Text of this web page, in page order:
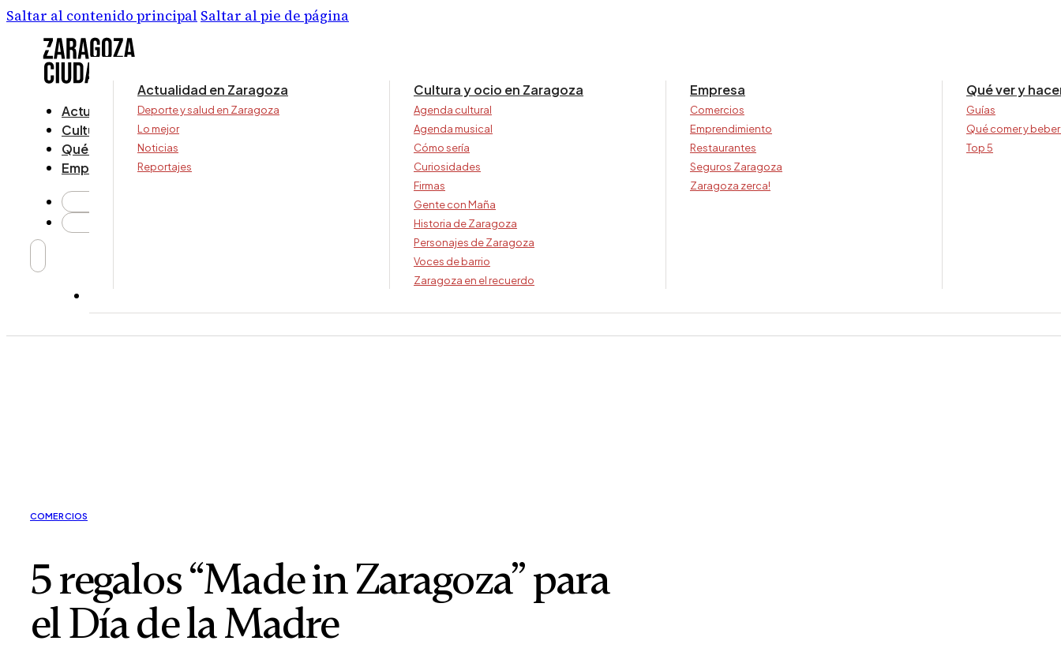
Saltar al contenido principal Saltar al pie de página
Actualidad
Cultura y ocio
Qué ver y hacer
Empresa
Actualidad en Zaragoza
Deporte y salud en Zaragoza
Lo mejor
Noticias
Reportajes
Cultura y ocio en Zaragoza
Agenda cultural
Agenda musical
Cómo sería
Curiosidades
Firmas
Gente con Maña
Historia de Zaragoza
Personajes de Zaragoza
Voces de barrio
Zaragoza en el recuerdo
Empresa
Comercios
Emprendimiento
Restaurantes
Seguros Zaragoza
Zaragoza zerca!
Qué ver y
Guías
Qué comer y
Top 5
COMERCIOS
5 regalos “Made in Zaragoza” para
el Día de la Madre